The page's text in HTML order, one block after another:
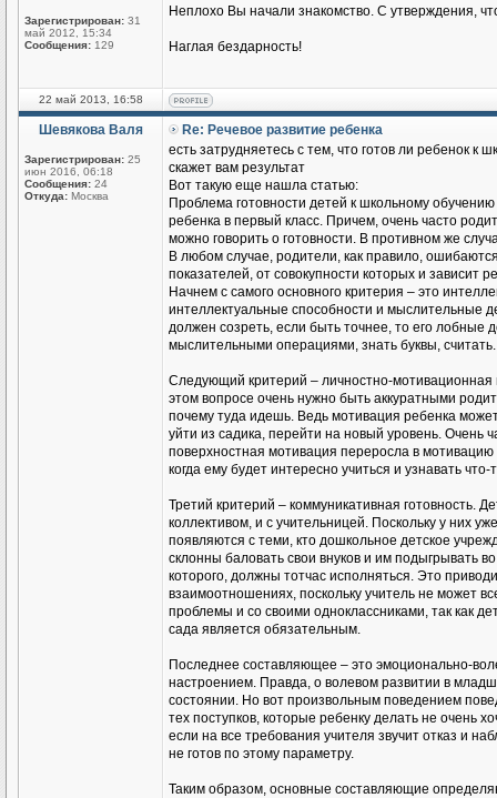
Зарегистрирован: 31
май 2012, 15:34
Сообщения: 129
Неплохо Вы начали знакомство. С утверждения,
Наглая бездарность!
22 май 2013, 16:58
Шевякова Валя
Зарегистрирован: 25
июн 2016, 06:18
Сообщения: 24
Откуда: Москва
Re: Речевое развитие ребенка
есть затрудняетесь с тем, что готов ли ребенок к
скажет вам результат
Вот такую еще нашла статью:
Проблема готовности детей к школьному
ребенка в первый класс. Причем, очень часто
можно говорить о готовности. В противном же
В любом случае, родители, как правило,
показателей, от совокупности которых и зависит
Начнем с самого основного критерия – это
интеллектуальные способности и мыслительные
должен созреть, если быть точнее, то его лобные
мыслительными операциями, знать буквы, считать.
Следующий критерий – личностно-мотивационная
этом вопросе очень нужно быть аккуратными
почему туда идешь. Ведь мотивация ребенка
уйти из садика, перейти на новый уровень. Очень
поверхностная мотивация переросла в
когда ему будет интересно учиться и узнавать что-
Третий критерий – коммуникативная готовность.
коллективом, и с учительницей. Поскольку у них
появляются с теми, кто дошкольное детское
склонны баловать свои внуков и им подыгрывать
которого, должны тотчас исполняться. Это
взаимоотношениях, поскольку учитель не может
проблемы и со своими одноклассниками, так как
сада является обязательным.
Последнее составляющее – это эмоционально-
настроением. Правда, о волевом развитии в
состоянии. Но вот произвольным поведением
тех поступков, которые ребенку делать не очень
если на все требования учителя звучит отказ и
не готов по этому параметру.
Таким образом, основные составляющие